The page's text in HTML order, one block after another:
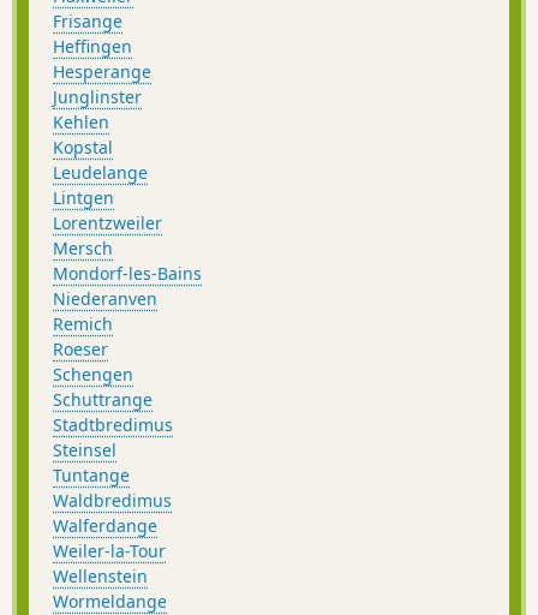
Frisange
Heffingen
Hesperange
Junglinster
Kehlen
Kopstal
Leudelange
Lintgen
Lorentzweiler
Mersch
Mondorf-les-Bains
Niederanven
Remich
Roeser
Schengen
Schuttrange
Stadtbredimus
Steinsel
Tuntange
Waldbredimus
Walferdange
Weiler-la-Tour
Wellenstein
Wormeldange